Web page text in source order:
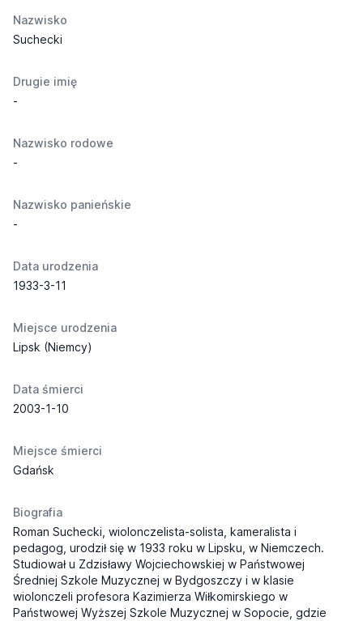
Nazwisko
Suchecki
Drugie imię
-
Nazwisko rodowe
-
Nazwisko panieńskie
-
Data urodzenia
1933-3-11
Miejsce urodzenia
Lipsk (Niemcy)
Data śmierci
2003-1-10
Miejsce śmierci
Gdańsk
Biografia
Roman Suchecki, wiolonczelista-solista, kameralista i
pedagog, urodził się w 1933 roku w Lipsku, w Niemczech.
Studiował u Zdzisławy Wojciechowskiej w Państwowej
Średniej Szkole Muzycznej w Bydgoszczy i w klasie
wiolonczeli profesora Kazimierza Wiłkomirskiego w
Państwowej Wyższej Szkole Muzycznej w Sopocie, gdzie